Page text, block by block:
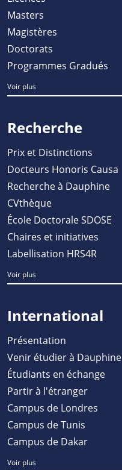
Masters
Magistères
Doctorats
Programmes Gradués
Voir plus
Recherche
Prix et Distinctions
Docteurs Honoris Causa
Recherche à Dauphine
CVthèque
École Doctorale SDOSE
Chaires et initiatives
Labellisation HRS4R
Voir plus
International
Présentation
Venir étudier à Dauphine
Étudiants en échange
Partir à l'étranger
Campus de Londres
Campus de Tunis
Campus de Dakar
Voir plus